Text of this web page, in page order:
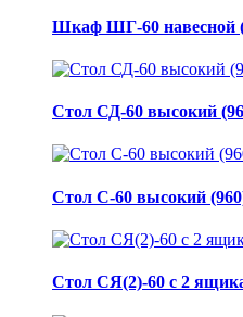
Шкаф ШГ-60 навесной
Стол СД-60 высокий
Стол С-60 высокий
Стол СЯ(2)-60 с 2